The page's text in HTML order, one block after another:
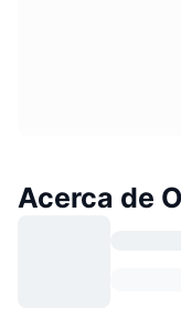
Acerca de